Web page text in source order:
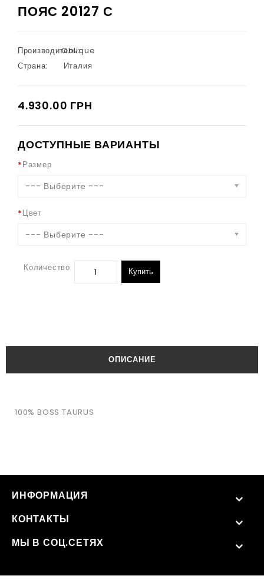
ПОЯС 20127 С
Производитель:
Oblique
Страна:
Италия
4.930.00 ГРН
ДОСТУПНЫЕ ВАРИАНТЫ
Размер
--- Выберите ---
Цвет
--- Выберите ---
Количество Купить
ОПИСАНИЕ
100% BOSS TAURUS
ИНФОРМАЦИЯ
КОНТАКТЫ
МЫ В СОЦ.СЕТЯХ